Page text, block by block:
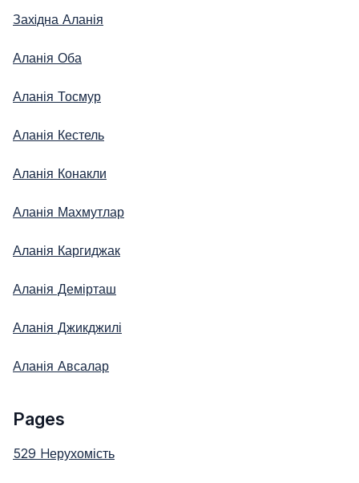
Захiдна Аланія
Аланія Оба
Аланія Тосмур
Аланія Кестель
Аланія Конакли
Аланія Махмутлар
Аланія Каргиджак
Аланія Демірташ
Аланія Джикджилі
Аланія Авсалар
Pages
529 Hерухомість